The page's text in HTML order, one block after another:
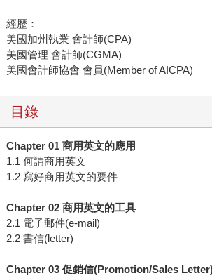
經歷：
美國加州執業 會計師(CPA)
美國管理 會計師(CGMA)
美國會計師協會 會員(Member of AICPA)
目錄
Chapter 01 商用英文的應用
1.1 何謂商用英文
1.2 寫好商用英文的要件
Chapter 02 商用英文的工具
2.1 電子郵件(e-mail)
2.2 書信(letter)
Chapter 03 促銷信(Promotion/Sales